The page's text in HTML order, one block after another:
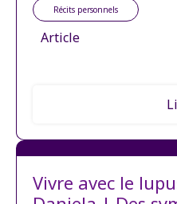
Récits personnels
Article
Vivre avec le